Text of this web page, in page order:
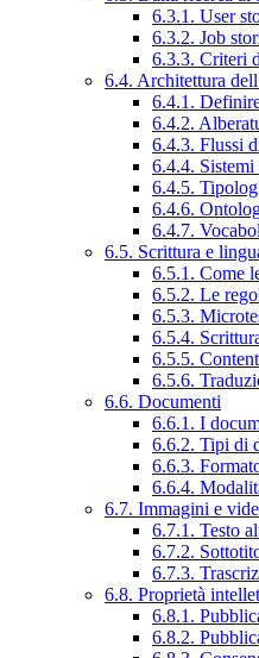
6.3.1. User
6.3.2. Job
6.3.3. Criteri
6.4. Architettura
6.4.1.
6.4.2.
6.4.3. Flussi
6.4.4.
6.4.5.
6.4.6.
6.4.7.
6.5. Scrittura e
6.5.1. Come
6.5.2. Le
6.5.3.
6.5.4.
6.5.5.
6.5.6.
6.6. Documenti
6.6.1. I
6.6.2. Tipi di
6.6.3.
6.6.4.
6.7. Immagini e
6.7.1. Testo
6.7.2.
6.7.3.
6.8. Proprietà
6.8.1.
6.8.2.